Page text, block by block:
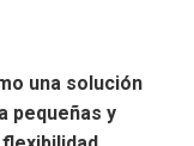
una solución
pequeñas y